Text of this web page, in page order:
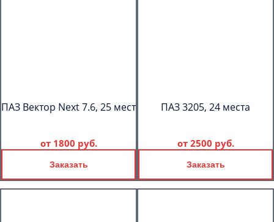
ПАЗ Вектор Next 7.6, 25 мест
от 1800 руб.
Заказать
ПАЗ 3205, 24 места
от 2500 руб.
Заказать